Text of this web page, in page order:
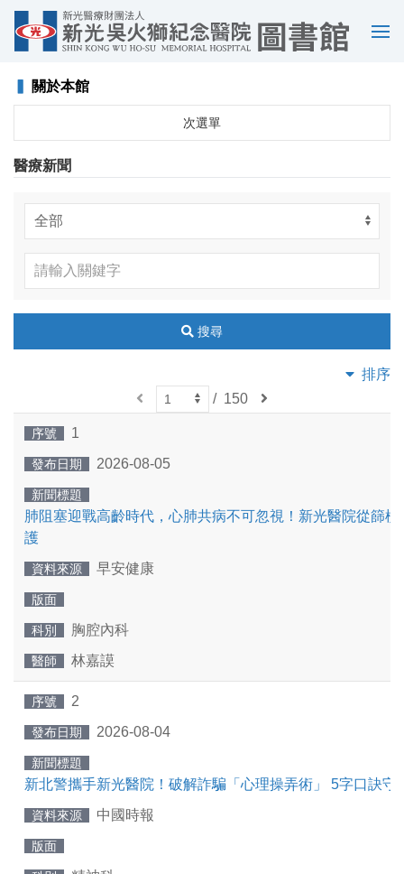
選
關於本館
次選單
醫療新聞
搜尋
排序
/ 150
下
序號 1
發布日期 2026-08-05
新聞標題
肺阻塞迎戰高齡時代，心肺共病不可忽視！新光醫院從篩
護
資料來源 早安健康
版面
科別 胸腔內科
醫師 林嘉謨
序號 2
發布日期 2026-08-04
新聞標題
新北警攜手新光醫院！破解詐騙「心理操弄術」 5字口訣守
資料來源 中國時報
版面